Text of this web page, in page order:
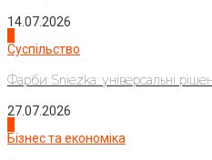
14.07.2026
Суспільство
Фарби Sniezka: універсальні
27.07.2026
Бізнес та економіка